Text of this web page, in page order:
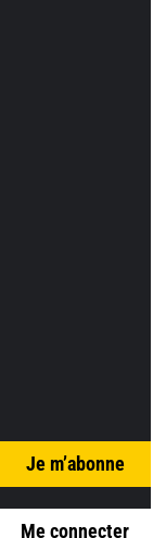
Je m’abonne
Me connecter